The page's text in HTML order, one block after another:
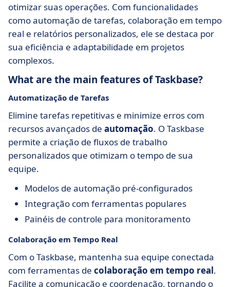
otimizar suas operações. Com funcionalidades
como automação de tarefas, colaboração em tempo
real e relatórios personalizados, ele se destaca por
sua eficiência e adaptabilidade em projetos
complexos.
What are the main features of Taskbase?
Automatização de Tarefas
Elimine tarefas repetitivas e minimize erros com
recursos avançados de automação. O Taskbase
permite a criação de fluxos de trabalho
personalizados que otimizam o tempo de sua
equipe.
Modelos de automação pré-configurados
Integração com ferramentas populares
Painéis de controle para monitoramento
Colaboração em Tempo Real
Com o Taskbase, mantenha sua equipe conectada
com ferramentas de colaboração em tempo real.
Facilite a comunicação e coordenação, tornando o